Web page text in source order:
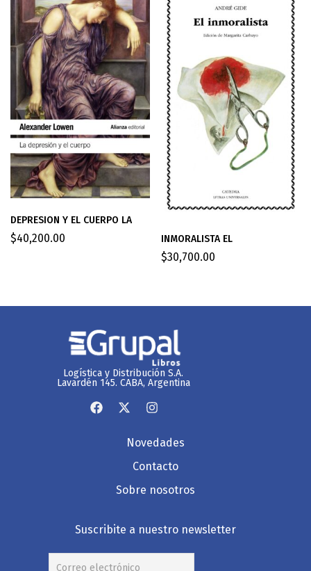
DEPRESION Y EL CUERPO LA
$40,200.00 INMORALISTA EL
$30,700.00
Logística y Distribución S.A.
Lavardén 145. CABA, Argentina
Novedades
Contacto
Sobre nosotros
Suscribite a nuestro newsletter